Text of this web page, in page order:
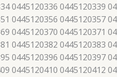
0445120336 0445120339
0445120356 0445120357
0445120370 0445120371
0445120382 0445120383
0445120396 0445120397
0445120410 0445120412